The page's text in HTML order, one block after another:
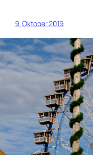
9. Oktober 2019